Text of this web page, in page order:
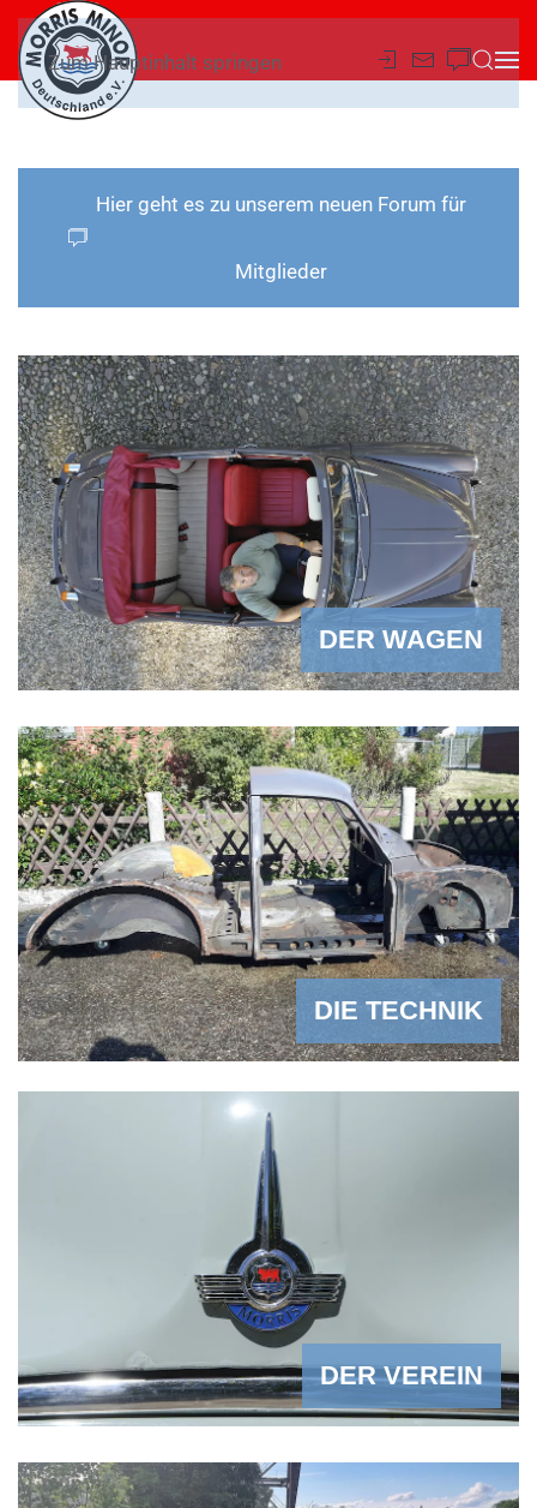
Zum Hauptinhalt springen
Hier geht es zu unserem neuen Forum für
Mitglieder
DER WAGEN
DIE TECHNIK
DER VEREIN